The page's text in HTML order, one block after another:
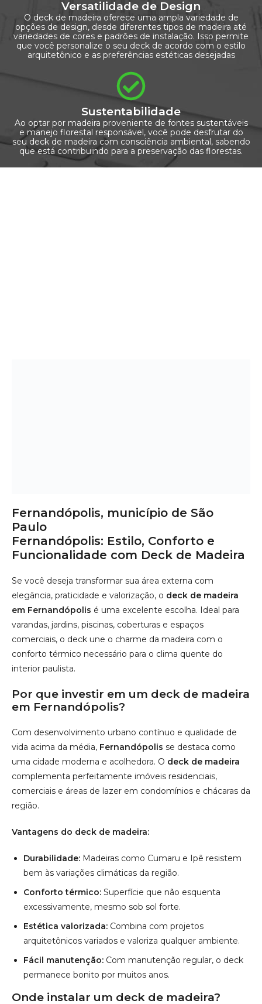
Versatilidade de Design
O deck de madeira oferece uma ampla variedade de
opções de design, desde diferentes tipos de madeira até
variedades de cores e padrões de instalação. Isso permite
que você personalize o seu deck de acordo com o estilo
arquitetônico e as preferências estéticas desejadas
Sustentabilidade
Ao optar por madeira proveniente de fontes sustentáveis
e manejo florestal responsável, você pode desfrutar do
seu deck de madeira com consciência ambiental, sabendo
que está contribuindo para a preservação das florestas.
comerciais, o deck une o charme da madeira com o
conforto térmico necessário para o clima quente do
interior paulista.
Por que investir em um deck de madeira
em Fernandópolis?
Com desenvolvimento urbano contínuo e qualidade de
vida acima da média,Fernandópolis se destaca como
uma cidade moderna e acolhedora. Odeck de madeira
complementa perfeitamente imóveis residenciais,
comerciais e áreas de lazer em condomínios e chácaras da
Vantagens do deck de madeira:
Durabilidade: Madeiras como Cumaru e Ipê resistem
bem às variações climáticas da região.
Conforto térmico:Superfície que não esquenta
excessivamente, mesmo sob sol forte.
Estética valorizada:
Fácil manutenção:
permanece bonito por muitos anos.
Onde instalar um deck de madeira?
Área de lazer com piscina
Jardins e espaços gourmet
Varandas e coberturas residenciais
Restaurantes, bares e quiosques
Hotéis, pousadas e clínicas de estética